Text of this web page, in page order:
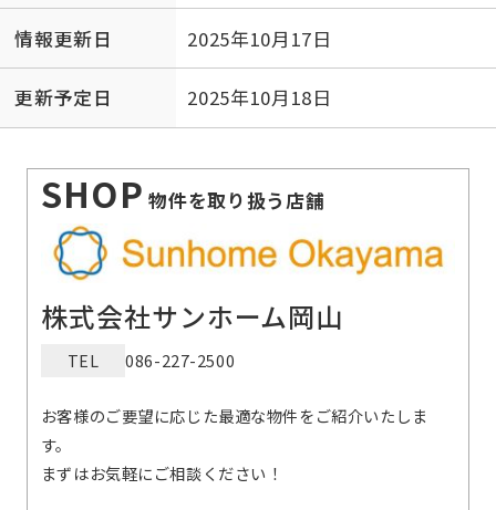
情報更新日 2025年10月17日
更新予定日 2025年10月18日
SHOP 物件を取り扱う店舗
株式会社サンホーム岡山
TEL 086-227-2500
お客様のご要望に応じた最適な物件をご紹介いたしま
す。
まずはお気軽にご相談ください！